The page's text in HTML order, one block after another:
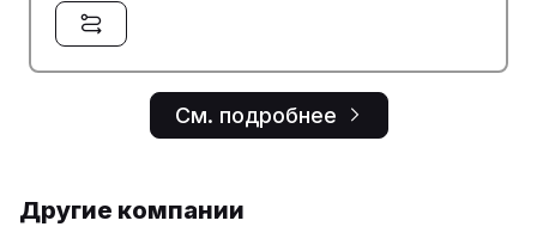
См. подробнее
Другие компании